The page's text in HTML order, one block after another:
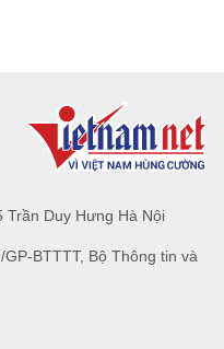
Trần Duy Hưng Hà Nội
BTTTT, Bộ Thông tin và